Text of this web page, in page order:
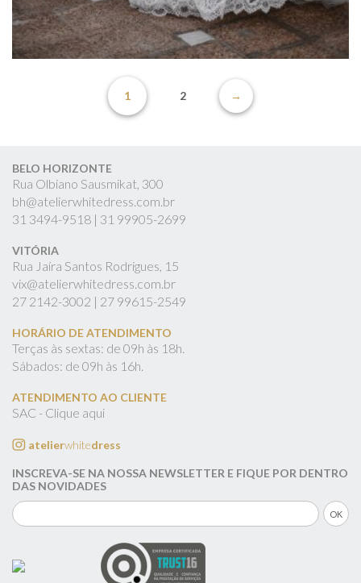
1 2 →
BELO HORIZONTE
Rua Olbiano Sausmikat, 300
bh@atelierwhitedress.com.br
31 3494-9518 | 31 99905-2699
VITÓRIA
Rua Jaíra Santos Rodrigues, 15
vix@atelierwhitedress.com.br
27 2142-3002 | 27 99615-2549
HORÁRIO DE ATENDIMENTO
Terças às sextas: de 09h às 18h.
Sábados: de 09h às 16h.
ATENDIMENTO AO CLIENTE
SAC - Clique aqui
atelierwhitedress
INSCREVA-SE NA NOSSA NEWSLETTER E FIQUE POR DENTRO
DAS NOVIDADES